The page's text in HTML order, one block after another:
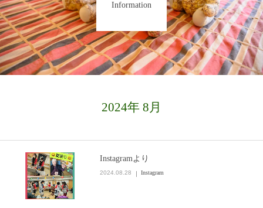
Information
2024年 8月
Instagramより
2024.08.28 Instagram
サービス
貸室